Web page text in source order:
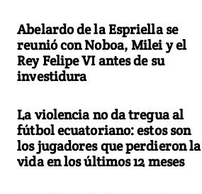
Abelardo de la Espriella se
reunió con Noboa, Milei y el
Rey Felipe VI antes de su
investidura
La violencia no da tregua al
fútbol ecuatoriano: estos son
los jugadores que perdieron la
vida en los últimos 12 meses